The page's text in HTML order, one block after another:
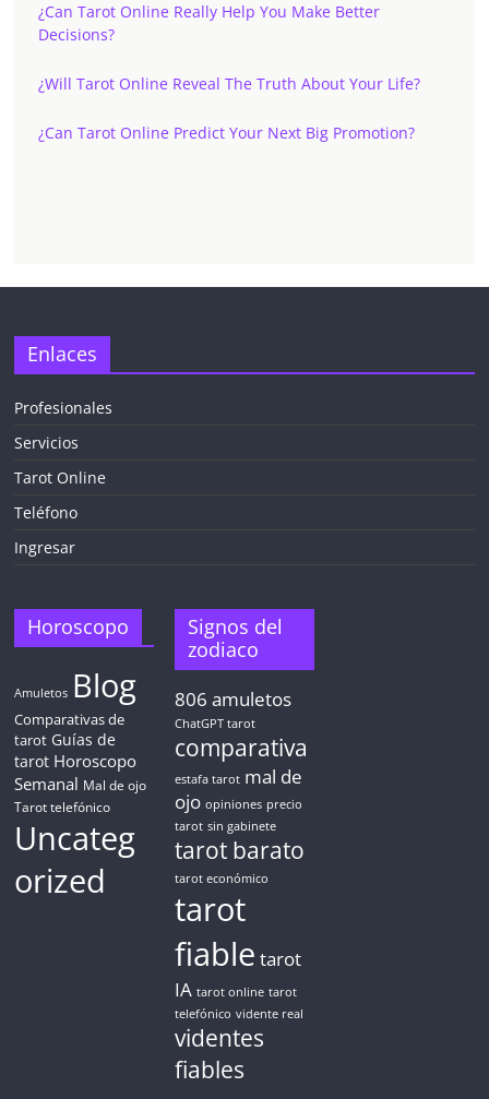
¿Can Tarot Online Really Help You Make Better
Decisions?
¿Will Tarot Online Reveal The Truth About Your Life?
¿Can Tarot Online Predict Your Next Big Promotion?
TAROT GRATIS
✓ Sin cargos automáticos. El chat se detiene al finalizar el
crédito
Enlaces
Profesionales
Servicios
Tarot Online
Teléfono
Ingresar
Horoscopo
Amuletos Blog
Comparativas de
tarot Guías de
tarot Horoscopo
Semanal Mal de ojo
Tarot telefónico
Uncateg
orized
Signos del
zodiaco
806 amuletos
ChatGPT tarot
comparativa
estafa tarot mal de
ojo opiniones precio
tarot sin gabinete
tarot barato
tarot económico
tarot
fiable tarot
IA tarot online tarot
telefónico vidente real
videntes
fiables